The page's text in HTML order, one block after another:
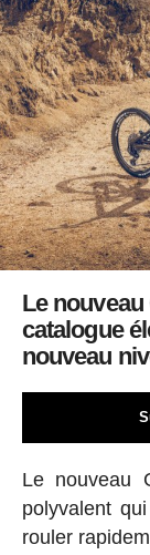
Le
catalogue
nouveau
Le nouveau
polyvalent
rouler